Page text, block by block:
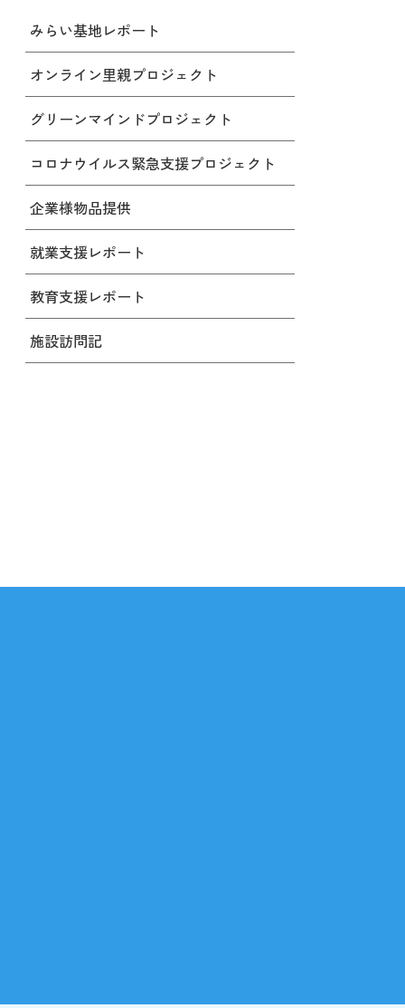
みらい基地レポート
オンライン里親プロジェクト
グリーンマインドプロジェクト
コロナウイルス緊急支援プロジェクト
企業様物品提供
就業支援レポート
教育支援レポート
施設訪問記